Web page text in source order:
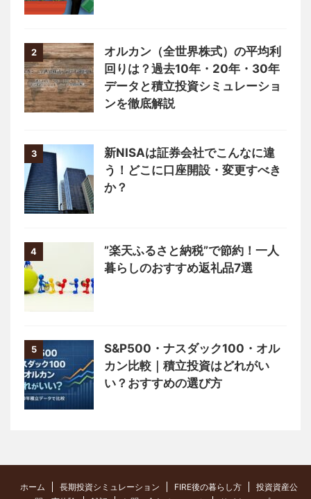
2
オルカン（全世界株式）の平均利
回りは？過去10年・20年・30年
データと積立投資シミュレーショ
ンを徹底解説
3
新NISAは証券会社でこんなに違
う！どこに口座開設・変更すべき
か？
4
”楽天ふるさと納税”で節約！一人
暮らしのおすすめ返礼品7選
5
S&P500・ナスダック100・オル
カン比較｜積立投資はどれがい
い？おすすめの選び方
ホーム 長期投資シミュレーション FIRE後の暮らし方
投資資産公